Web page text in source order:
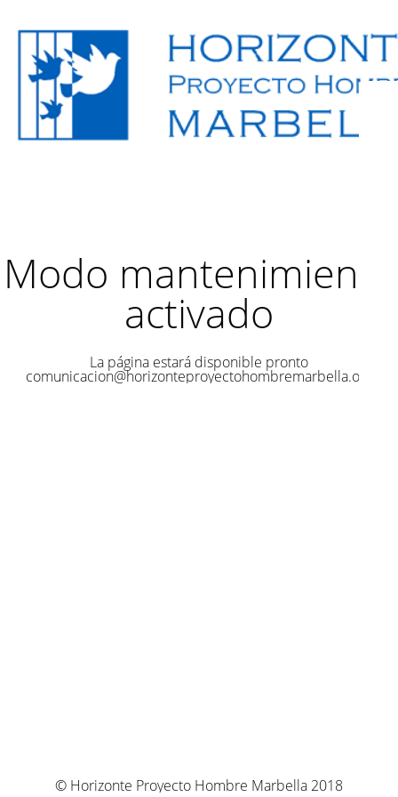
Modo mantenimiento
activado
La página estará disponible pronto
comunicacion@horizonteproyectohombremarbella.org
© Horizonte Proyecto Hombre Marbella 2018